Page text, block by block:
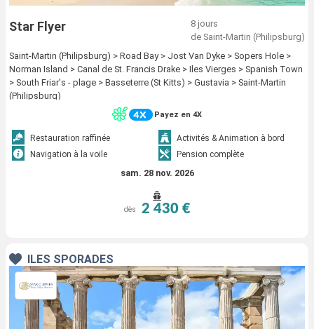
Star Flyer
8 jours
de Saint-Martin (Philipsburg)
Saint-Martin (Philipsburg) > Road Bay > Jost Van Dyke > Sopers Hole >
Norman Island > Canal de St. Francis Drake > Iles Vierges > Spanish Town
> South Friar's - plage > Basseterre (St Kitts) > Gustavia > Saint-Martin
(Philipsburg)
Payez en 4X
Restauration raffinée
Activités & Animation à bord
Navigation à la voile
Pension complète
sam. 28 nov. 2026
dès 2 430 €
ÎLES SPORADES